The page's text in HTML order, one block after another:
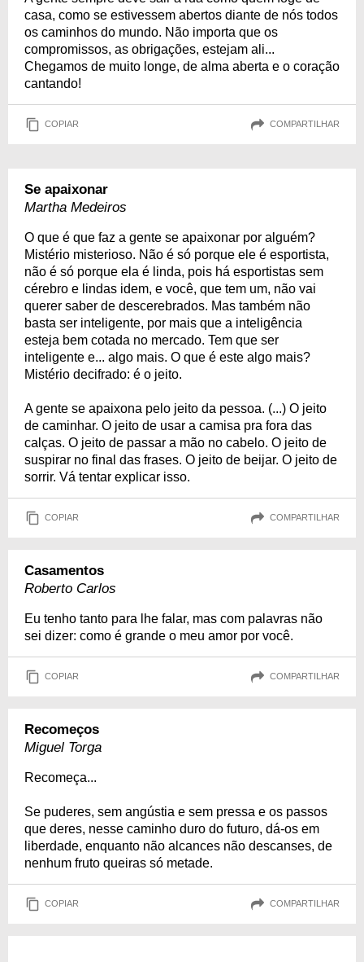
casa, como se estivessem abertos diante de nós todos
os caminhos do mundo. Não importa que os
compromissos, as obrigações, estejam ali...
Chegamos de muito longe, de alma aberta e o coração
cantando!
COPIAR COMPARTILHAR
Se apaixonar
Martha Medeiros
O que é que faz a gente se apaixonar por alguém?
Mistério misterioso. Não é só porque ele é esportista,
não é só porque ela é linda, pois há esportistas sem
cérebro e lindas idem, e você, que tem um, não vai
querer saber de descerebrados. Mas também não
basta ser inteligente, por mais que a inteligência
esteja bem cotada no mercado. Tem que ser
inteligente e... algo mais. O que é este algo mais?
Mistério decifrado: é o jeito.
A gente se apaixona pelo jeito da pessoa. (...) O jeito
de caminhar. O jeito de usar a camisa pra fora das
calças. O jeito de passar a mão no cabelo. O jeito de
suspirar no final das frases. O jeito de beijar. O jeito de
sorrir. Vá tentar explicar isso.
COPIAR COMPARTILHAR
Casamentos
Roberto Carlos
Eu tenho tanto para lhe falar, mas com palavras não
sei dizer: como é grande o meu amor por você.
COPIAR COMPARTILHAR
Recomeços
Miguel Torga
Recomeça...
Se puderes, sem angústia e sem pressa e os passos
que deres, nesse caminho duro do futuro, dá-os em
liberdade, enquanto não alcances não descanses, de
nenhum fruto queiras só metade.
COPIAR COMPARTILHAR